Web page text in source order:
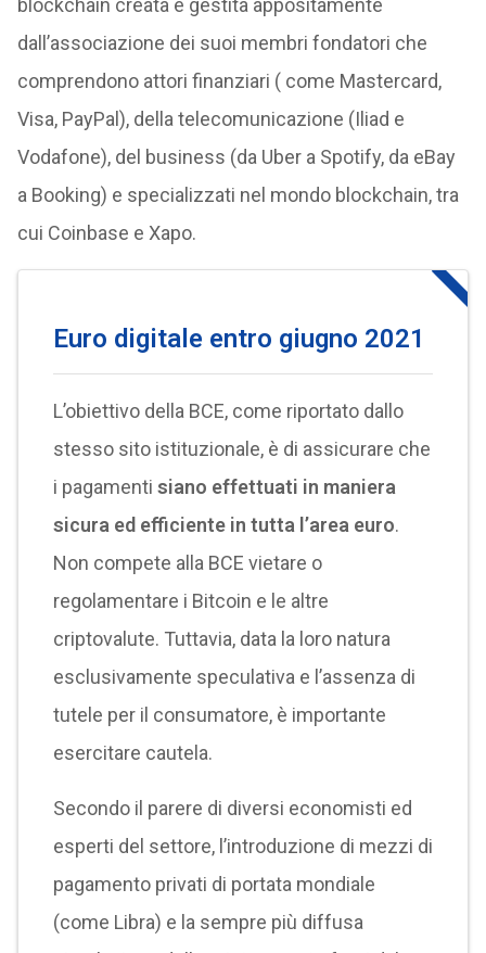
blockchain creata e gestita appositamente
dall’associazione dei suoi membri fondatori che
comprendono attori finanziari ( come Mastercard,
Visa, PayPal), della telecomunicazione (Iliad e
Vodafone), del business (da Uber a Spotify, da eBay
a Booking) e specializzati nel mondo blockchain, tra
cui Coinbase e Xapo.
Euro digitale entro giugno 2021
L’obiettivo della BCE, come riportato dallo
stesso sito istituzionale, è di assicurare che
i pagamenti siano effettuati in maniera
sicura ed efficiente in tutta l’area euro.
Non compete alla BCE vietare o
regolamentare i Bitcoin e le altre
criptovalute. Tuttavia, data la loro natura
esclusivamente speculativa e l’assenza di
tutele per il consumatore, è importante
esercitare cautela.
Secondo il parere di diversi economisti ed
esperti del settore, l’introduzione di mezzi di
pagamento privati di portata mondiale
(come Libra) e la sempre più diffusa